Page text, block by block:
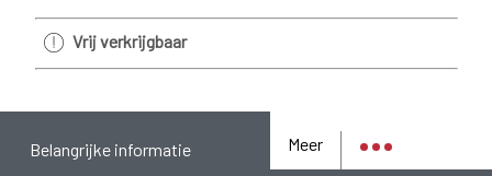
Vrij verkrijgbaar
Meer
Belangrijke informatie